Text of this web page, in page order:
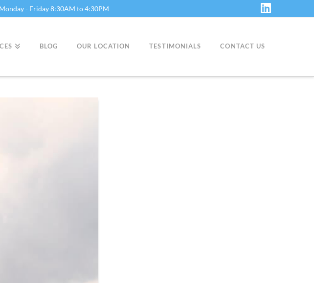
Monday - Friday 8:30AM to 4:30PM
LinkedIn
BLOG OUR LOCATION TESTIMONIALS CONTACT US